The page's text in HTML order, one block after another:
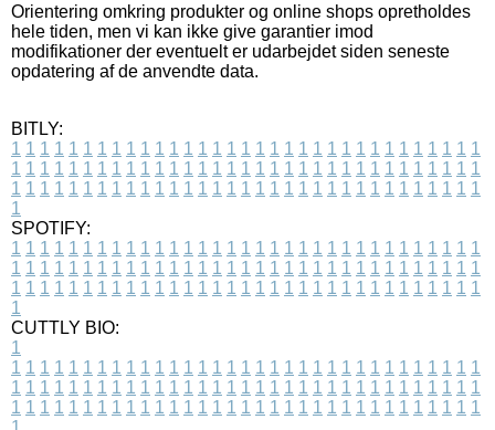
Orientering omkring produkter og online shops opretholdes
hele tiden, men vi kan ikke give garantier imod
modifikationer der eventuelt er udarbejdet siden seneste
opdatering af de anvendte data.
BITLY:
1 1 1 1 1 1 1 1 1 1 1 1 1 1 1 1 1 1 1 1 1 1 1 1 1 1 1 1 1 1 1 1 1
1 1 1 1 1 1 1 1 1 1 1 1 1 1 1 1 1 1 1 1 1 1 1 1 1 1 1 1 1 1 1 1 1
1 1 1 1 1 1 1 1 1 1 1 1 1 1 1 1 1 1 1 1 1 1 1 1 1 1 1 1 1 1 1 1 1
1
SPOTIFY:
1 1 1 1 1 1 1 1 1 1 1 1 1 1 1 1 1 1 1 1 1 1 1 1 1 1 1 1 1 1 1 1 1
1 1 1 1 1 1 1 1 1 1 1 1 1 1 1 1 1 1 1 1 1 1 1 1 1 1 1 1 1 1 1 1 1
1 1 1 1 1 1 1 1 1 1 1 1 1 1 1 1 1 1 1 1 1 1 1 1 1 1 1 1 1 1 1 1 1
1
CUTTLY BIO:
1
1 1 1 1 1 1 1 1 1 1 1 1 1 1 1 1 1 1 1 1 1 1 1 1 1 1 1 1 1 1 1 1 1
1 1 1 1 1 1 1 1 1 1 1 1 1 1 1 1 1 1 1 1 1 1 1 1 1 1 1 1 1 1 1 1 1
1 1 1 1 1 1 1 1 1 1 1 1 1 1 1 1 1 1 1 1 1 1 1 1 1 1 1 1 1 1 1 1 1